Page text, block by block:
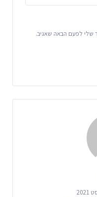
שלי לפעם הבאה שאגיב.